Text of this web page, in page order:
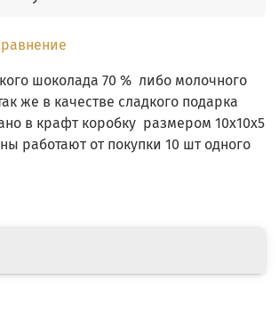
шоколада 70 % либо молочного
же в качестве сладкого подарка
в крафт коробку размером 10х10х5
работают от покупки 10 шт одного